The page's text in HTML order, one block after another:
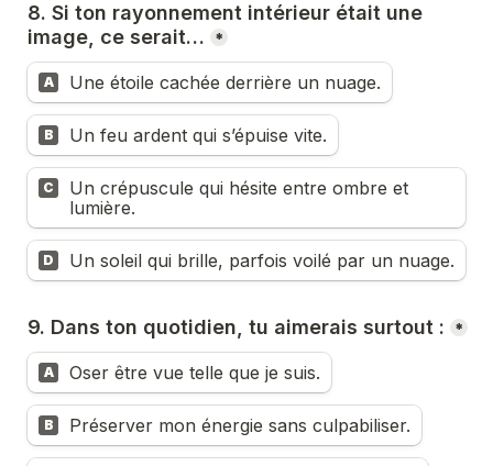
8. Si ton rayonnement intérieur était une
image, ce serait…
*
A Une étoile cachée derrière un nuage.
B Un feu ardent qui s’épuise vite.
C
Un crépuscule qui hésite entre ombre et
lumière.
D Un soleil qui brille, parfois voilé par un nuage.
9. Dans ton quotidien, tu aimerais surtout : *
A Oser être vue telle que je suis.
B Préserver mon énergie sans culpabiliser.